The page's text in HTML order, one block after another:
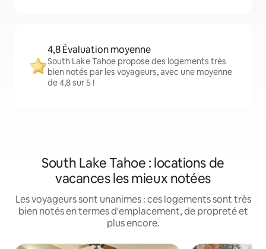
4,8 Évaluation moyenne
South Lake Tahoe propose des logements très
bien notés par les voyageurs, avec une moyenne
de 4,8 sur 5 !
South Lake Tahoe : locations de
vacances les mieux notées
Les voyageurs sont unanimes : ces logements sont très
bien notés en termes d'emplacement, de propreté et
plus encore.